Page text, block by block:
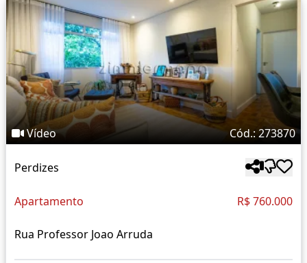
Vídeo Cód.: 273870
Perdizes
Apartamento R$ 760.000
Rua Professor Joao Arruda